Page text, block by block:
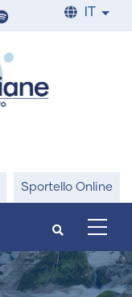
List
Sportello Online